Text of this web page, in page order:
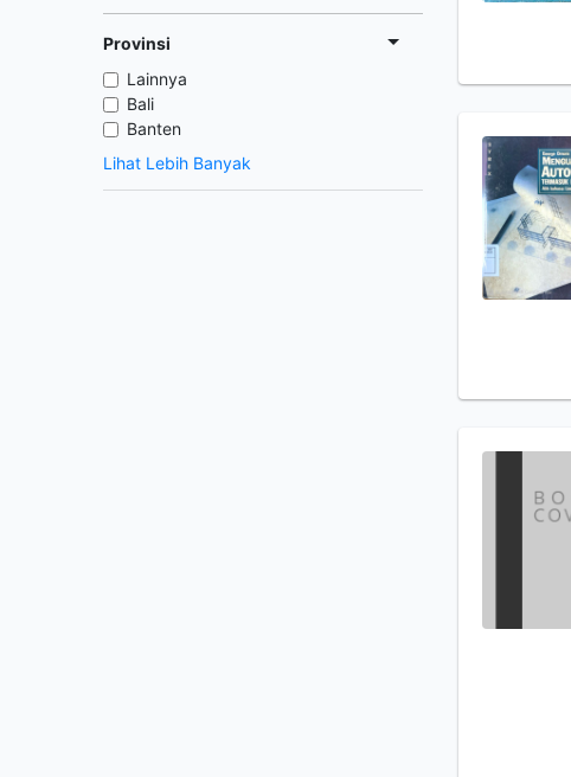
Provinsi
Lainnya
Bali
Banten
Lihat Lebih Banyak